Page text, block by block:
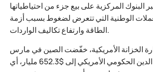
البنوك المركزية على بيع جزء من احتياطياتها
الوطنية التي تتعرض لضغوط بسبب أزمة
الطاقة وارتفاع تكاليف الواردات.
الخزانة الأمريكية، خفّضت الصين في مارس
استثماراتها في الدين الحكومي الأمريكي إلى $652.3 مليار، أي